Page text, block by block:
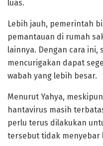
luas.
Lebih jauh, pemerintah
pemantauan di rumah
lainnya. Dengan cara ini,
mencurigakan dapat
wabah yang lebih besar.
Menurut Yahya,
hantavirus masih
perlu terus dilakukan
tersebut tidak menyebar